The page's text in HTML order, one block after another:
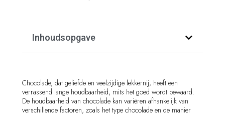
Inhoudsopgave
Chocolade, dat geliefde en veelzijdige lekkernij, heeft een
verrassend lange houdbaarheid, mits het goed wordt bewaard.
De houdbaarheid van chocolade kan variëren afhankelijk van
verschillende factoren, zoals het type chocolade en de manier